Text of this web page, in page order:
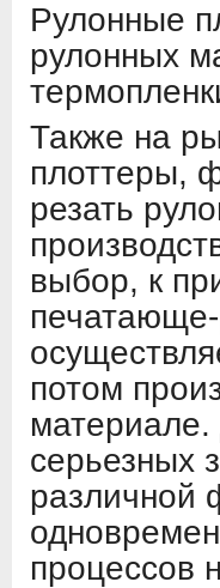
Рулонные
рулонных
Также на
плоттеры,
резать
выбор, к
потом
серьезных
различной
процессов